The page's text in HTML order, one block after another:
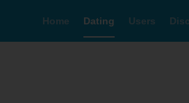
Home Dating Users